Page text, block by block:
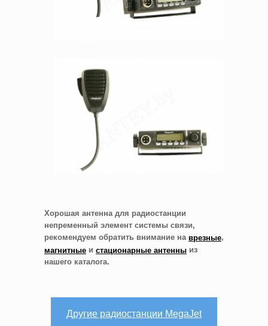
Хорошая антенна для радиостанции
непременный элемент системы связи,
рекомендуем обратить внимание на врезные,
магнитные и стационарные антенны из
нашего каталога.
Другие радиостанции MegaJet